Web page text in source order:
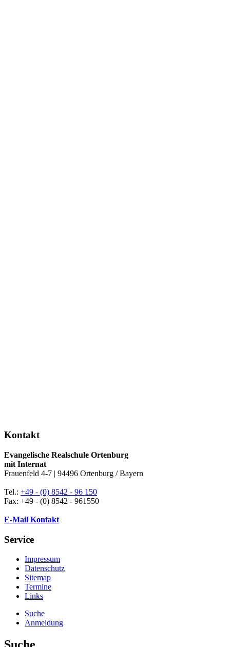
Kontakt
Evangelische Realschule Ortenburg
mit Internat
Frauenfeld 4-7 | 94496 Ortenburg / Bayern
Tel.: +49 - (0) 8542 - 96 150
Fax: +49 - (0) 8542 - 961550
E-Mail Kontakt
Service
Impressum
Datenschutz
Sitemap
Termine
Links
Suche
Anmeldung